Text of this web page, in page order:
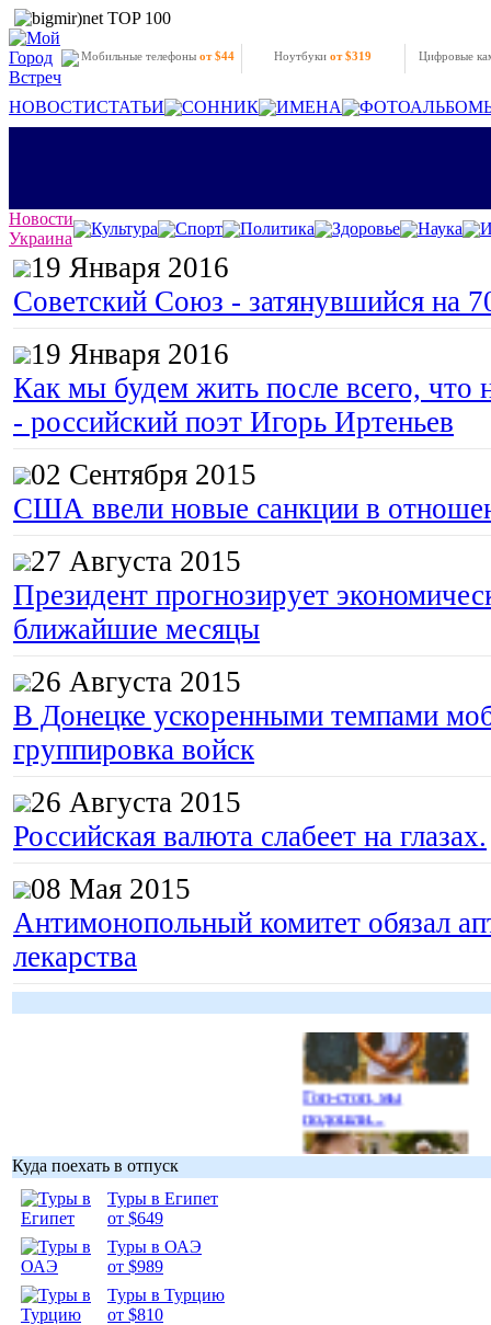
Мобильные телефоны от $44 Ноутбукиот $319 Цифровые
НОВОСТИСТАТЬИ СОННИК ИМЕНА
Новости
Украина
Культура Спорт Политика Здоровье Наука
19 Января 2016
Советский Союз - затянувшийся на
19 Января 2016
Как мы будем жить после всего, что
- российский поэт Игорь Иртеньев
02 Сентября 2015
США ввели новые санкции в
27 Августа 2015
Президент прогнозирует
ближайшие месяцы
26 Августа 2015
В Донецке ускоренными темпами
группировка войск
26 Августа 2015
Российская валюта слабеет на глазах.
08 Мая 2015
Антимонопольный комитет обязал
лекарства
Гоп-стоп, мы
подошли...
Куда поехать в отпуск
Туры в Египет
от $649
Туры в ОАЭ
от $989
Туры в Турцию
от $810